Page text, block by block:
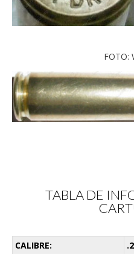
FOTO:
TABLA DE
CALIBRE: